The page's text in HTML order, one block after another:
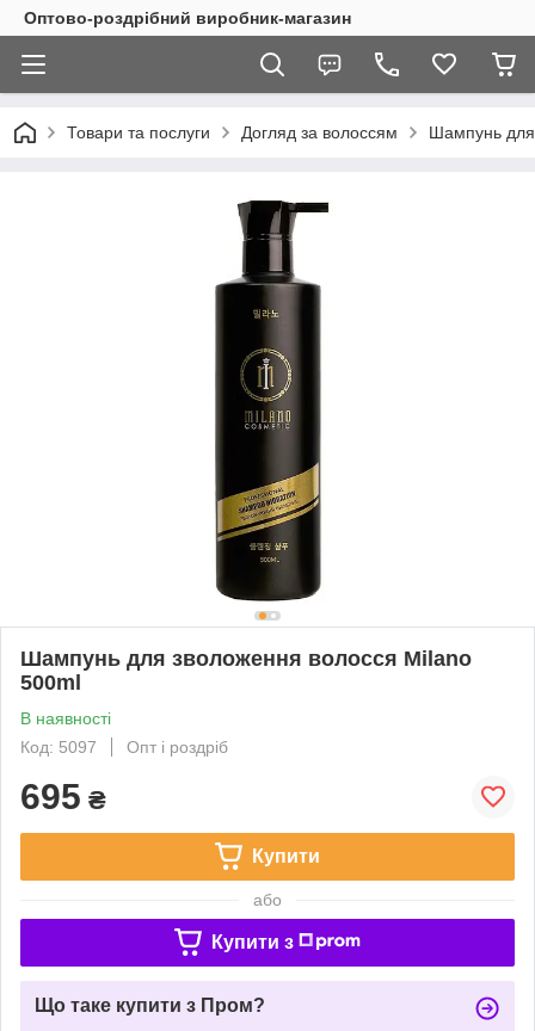
Оптово-роздрібний виробник-магазин
Товари та послуги Догляд за волоссям Шампунь
Шампунь для зволоження волосся Milano
500ml
В наявності
Код: 5097
Опт і роздріб
695 ₴
Купити
або
Купити з
Що таке купити з Пром?